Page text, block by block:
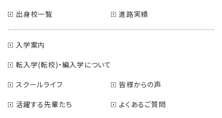
出身校一覧
進路実績
入学案内
転入学(転校)・編入学について
スクールライフ
皆様からの声
活躍する先輩たち
よくあるご質問